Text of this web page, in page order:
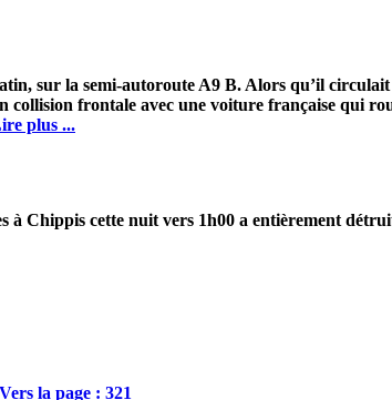
sur la semi-autoroute A9 B. Alors qu’il
collision frontale avec une voiture française qui
plus ...
à Chippis cette nuit vers 1h00 a entièrement